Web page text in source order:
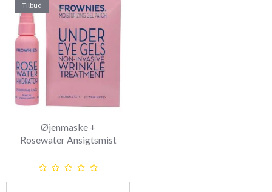
Tilbud
Øjenmaske +
Rosewater Ansigtsmist